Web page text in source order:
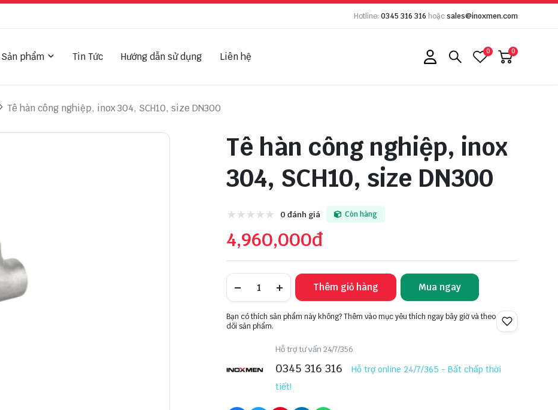
Hotline: 0345 316 316 hoặcsales@inoxmen.com
Sản phẩm Tin Tức Hướng dẫn sử dụng Liên hệ 0 0
Tê hàn công nghiệp, inox 304, SCH10, size DN300
Tê hàn công nghiệp, inox
304, SCH10, size DN300
0 đánh giá Còn hàng
4,960,000đ
Thêm giỏ hàng Mua ngay
Bạn có thích sản phẩm này không? Thêm vào mục yêu thích ngay bây giờ và theo
dõi sản phẩm.
Hỗ trợ tư vấn 24/7/356
0345 316 316
Hỗ trợ online 24/7/365 - Bất chấp thời
tiết!